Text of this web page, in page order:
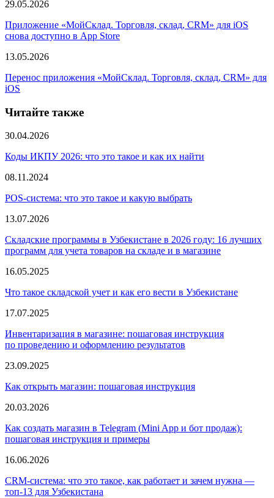
29.05.2026
Приложение «МойСклад. Торговля, склад, CRM» для iOS
снова доступно в App Store
13.05.2026
Перенос приложения «МойСклад. Торговля, склад, CRM» для
iOS
Читайте также
30.04.2026
Коды ИКПУ 2026: что это такое и как их найти
08.11.2024
POS-система: что это такое и какую выбрать
13.07.2026
Складские программы в Узбекистане в 2026 году: 16 лучших
программ для учета товаров на складе и в магазине
16.05.2025
Что такое складской учет и как его вести в Узбекистане
17.07.2025
Инвентаризация в магазине: пошаговая инструкция
по проведению и оформлению результатов
23.09.2025
Как открыть магазин: пошаговая инструкция
20.03.2026
Как создать магазин в Telegram (Mini App и бот продаж):
пошаговая инструкция и примеры
16.06.2026
CRM-система: что это такое, как работает и зачем нужна —
топ-13 для Узбекистана